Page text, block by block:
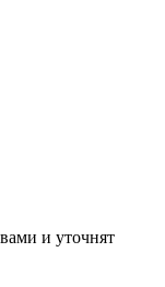
и уточнят